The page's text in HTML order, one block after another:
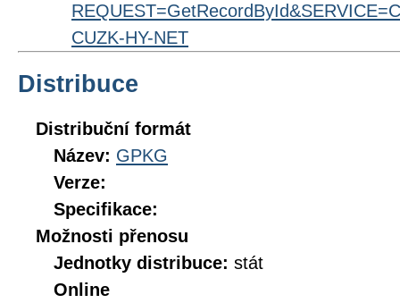
CUZK-HY-NET
Distribuce
Distribuční formát
Název: GPKG
Verze:
Specifikace:
Možnosti přenosu
Jednotky distribuce: stát
Online